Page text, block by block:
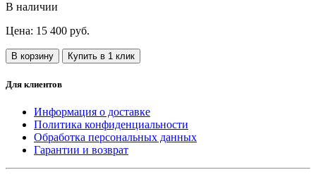
В наличии
Цена: 15 400 руб.
В корзину Купить в 1 клик
Для клиентов
Информация о доставке
Политика конфиденциальности
Обработка персональных данных
Гарантии и возврат